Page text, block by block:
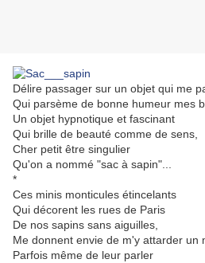
Délire passager sur un objet qui me
Qui parsème de bonne humeur mes
Un objet hypnotique et fascinant
Qui brille de beauté comme de sens,
Cher petit être singulier
Qu'on a nommé "sac à sapin"...
*
Ces minis monticules étincelants
Qui décorent les rues de Paris
De nos sapins sans aiguilles,
Me donnent envie de m'y attarder un
Parfois même de leur parler